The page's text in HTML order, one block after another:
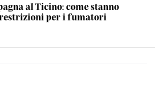
al Ticino: come stanno
per i fumatori